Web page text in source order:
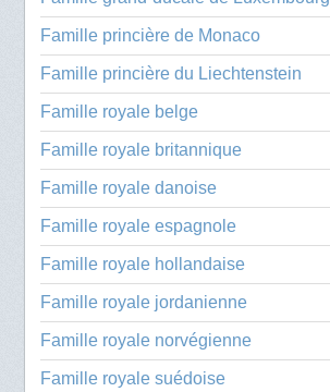
Famille princière de Monaco
Famille princière du Liechtenstein
Famille royale belge
Famille royale britannique
Famille royale danoise
Famille royale espagnole
Famille royale hollandaise
Famille royale jordanienne
Famille royale norvégienne
Famille royale suédoise